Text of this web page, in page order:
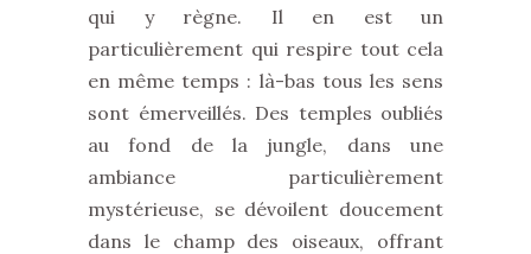
qui y règne. Il en est un
particulièrement qui respire tout cela
en même temps : là-bas tous les sens
sont émerveillés. Des temples oubliés
au fond de la jungle, dans une
ambiance particulièrement
mystérieuse, se dévoilent doucement
dans le champ des oiseaux, offrant